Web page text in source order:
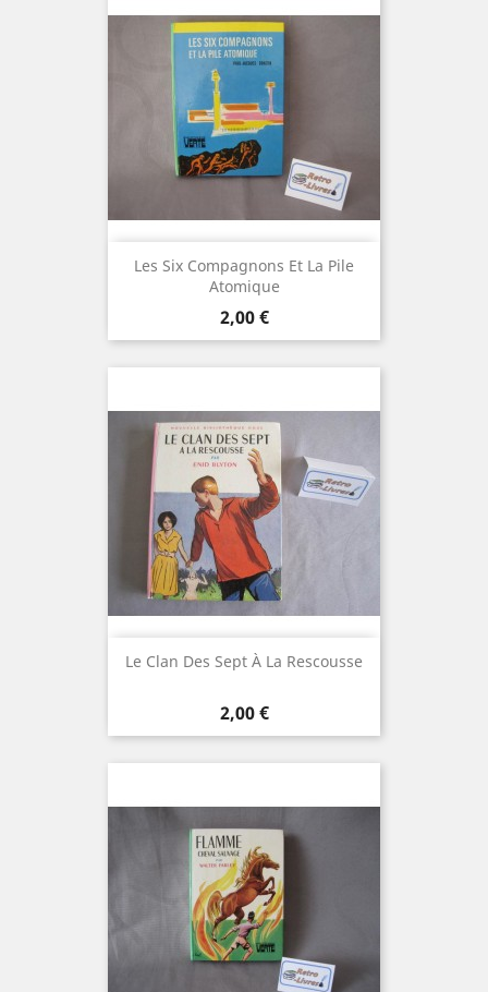
Les Six Compagnons Et La Pile
Atomique
Prix
2,00 €
Le Clan Des Sept À La Rescousse
Prix
2,00 €